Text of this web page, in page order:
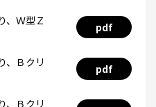
、Ｗ型Ｚ
pdf
、Ｂクリ
pdf
、Ｂクリ